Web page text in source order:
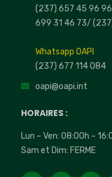
(237) 657 45 96
699 31 46 73/
Whatsapp OAPI
(237) 677 114 084
oapi@oapi.int
HORAIRES :
Lun – Ven: 08:00h –
Sam et Dim: FERME